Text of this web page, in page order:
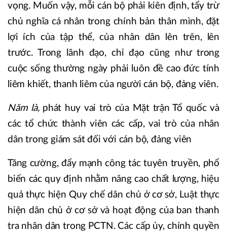
vọng. Muốn vậy, mỗi cán bộ phải kiên định, tẩy trừ
chủ nghĩa cá nhân trong chính bản thân mình, đặt
lợi ích của tập thể, của nhân dân lên trên, lên
trước. Trong lãnh đạo, chỉ đạo cũng như trong
cuộc sống thường ngày phải luôn đề cao đức tính
liêm khiết, thanh liêm của người cán bộ, đảng viên.
Năm là, phát huy vai trò của Mặt trận Tổ quốc và
các tổ chức thành viên các cấp, vai trò của nhân
dân trong giám sát đối với cán bộ, đảng viên
Tăng cường, đẩy mạnh công tác tuyên truyền, phổ
biến các quy định nhằm nâng cao chất lượng, hiệu
quả thực hiện Quy chế dân chủ ở cơ sở, Luật thực
hiện dân chủ ở cơ sở và hoạt động của ban thanh
tra nhân dân trong PCTN. Các cấp ủy, chính quyền